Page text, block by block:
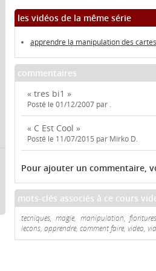
les vidéos de la même série
apprendre la manipulation des
commentaires
« tres bi1 »
Posté le 01/12/2007 par .
« C Est Cool »
Posté le 11/07/2015 par Mirko D.
Pour ajouter un commentaire,
mots-clés associés à ce cours
tecniques, magie, manipulation,
lecons, apprendre, comment faire, video,